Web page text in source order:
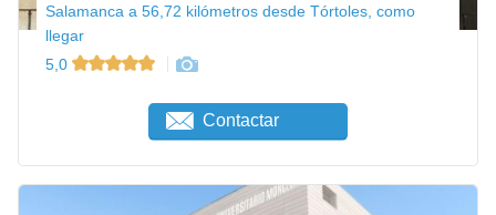
Salamanca a 56,72 kilómetros desde Tórtoles, como
llegar
5,0
Contactar